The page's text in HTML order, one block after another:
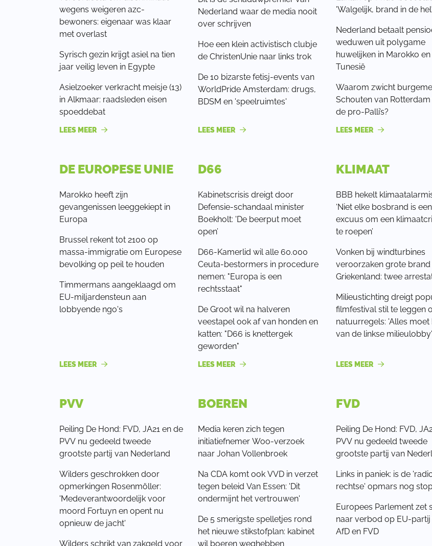
wegens weigeren azc-
bewoners: eigenaar was klaar
met overlast
Syrisch gezin krijgt asiel na tien
jaar veilig leven in Egypte
Asielzoeker verkracht meisje (13)
in Alkmaar: raadsleden eisen
spoeddebat
LEES MEER
Nederland waar de media nooit
over schrijven
Hoe een klein activistisch clubje
de ChristenUnie naar links trok
De 10 bizarste fetisj-events van
WorldPride Amsterdam: drugs,
BDSM en 'speelruimtes'
LEES MEER
'Walgelijk, brand in de hel'
Nederland betaalt
weduwen uit polygame
huwelijken in Marokko en
Tunesië
Waarom zwicht
Schouten van
de pro-Palli’s?
LEES MEER
DE EUROPESE UNIE
Marokko heeft zijn
gevangenissen leeggekiept in
Europa
Brussel rekent tot 2100 op
massa-immigratie om Europese
bevolking op peil te houden
Timmermans aangeklaagd om
EU-miljardensteun aan
lobbyende ngo's
LEES MEER
D66
Kabinetscrisis dreigt door
Defensie-schandaal minister
Boekholt: 'De beerput moet
open’
D66-Kamerlid wil alle 60.000
Ceuta-bestormers in procedure
nemen: "Europa is een
rechtsstaat"
De Groot wil na halveren
veestapel ook af van honden en
katten: "D66 is knettergek
geworden"
LEES MEER
KLIMAAT
BBB hekelt
‘Niet elke bosbrand is een
excuus om een
te roepen’
Vonken bij windturbines
veroorzaken grote brand
Griekenland: twee
Milieustichting dreigt
filmfestival stil te leggen
natuurregels: 'Alles moet
van de linkse milieulobby'
LEES MEER
PVV
Peiling De Hond: FVD, JA21 en de
PVV nu gedeeld tweede
grootste partij van Nederland
Wilders geschrokken door
opmerkingen Rosenmöller:
'Medeverantwoordelijk voor
moord Fortuyn en opent nu
opnieuw de jacht'
Wilders schrikt van zakgeld voor
BOEREN
Media keren zich tegen
initiatiefnemer Woo-verzoek
naar Johan Vollenbroek
Na CDA komt ook VVD in verzet
tegen beleid Van Essen: 'Dit
ondermijnt het vertrouwen'
De 5 smerigste spelletjes rond
het nieuwe stikstofplan: kabinet
wil boeren weghebben
FVD
Peiling De Hond: FVD,
PVV nu gedeeld tweede
grootste partij van
Links in paniek: is de
rechtse' opmars nog
Europees Parlement zet
naar verbod op EU-partij
AfD en FVD